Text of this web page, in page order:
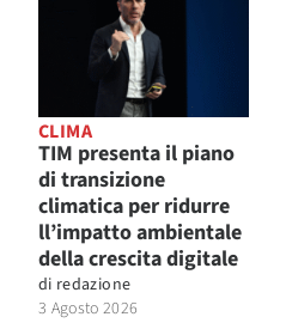
CLIMA
TIM presenta il piano
di transizione
climatica per ridurre
ll’impatto ambientale
della crescita digitale
di redazione
3 Agosto 2026